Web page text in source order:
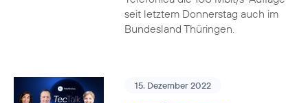
seit letztem Donnerstag auch im
Bundesland Thüringen.
15. Dezember 2022